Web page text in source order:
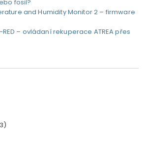
fosil?
and Humidity Monitor 2 – firmware
– ovládaní rekuperace ATREA přes